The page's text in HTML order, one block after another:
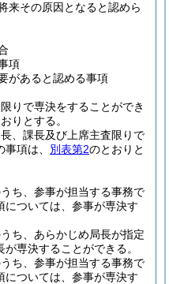
来その原因となると認めら
項
があると認める事項
りで専決をすることができ
りとする。
、課長及び上席主査限りで
項は、 別表第2のとおりと
ち、参事が担当する事務で
については、参事が専決す
ち、あらかじめ局長が指定
専決することができる。
ち、参事が担当する事務で
については、参事が専決す